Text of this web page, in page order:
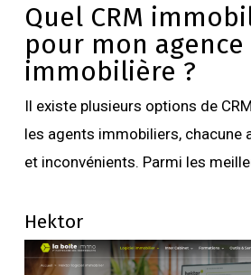
Quel CRM
pour mon agence
immobilière ?
Il existe plusieurs options de
les agents immobiliers, chacune
et inconvénients. Parmi les
Hektor